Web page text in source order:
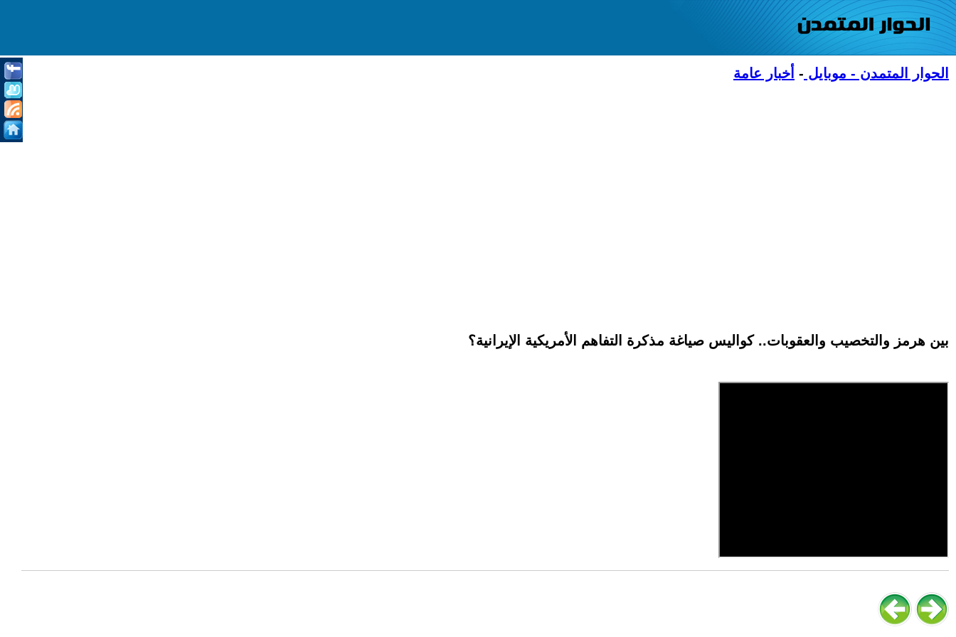
الحوار المتمدن - موبايل - أخبار عامة
بين هرمز والتخصيب والعقوبات.. كواليس صياغة مذكرة التفاهم الأمريكية الإيرانية؟